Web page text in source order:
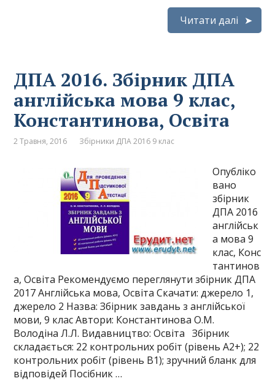
Читати далі
ДПА 2016. Збірник ДПА
англійська мова 9 клас,
Константинова, Освіта
2 Травня, 2016 Збірники ДПА 2016 9 клас
Опубліко
вано
збірник
ДПА 2016
англійськ
а мова 9
клас, Конс
тантинов
а, Освіта Рекомендуємо переглянути збірник ДПА
2017 Англійська мова, Освіта Скачати: джерело 1,
джерело 2 Назва: Збірник завдань з англійської
мови, 9 клас Автори: Константинова О.М.
Володіна Л.Л. Видавництво: Освіта Збірник
складається: 22 контрольних робіт (рівень А2+); 22
контрольних робіт (рівень В1); зручний бланк для
відповідей Посібник …